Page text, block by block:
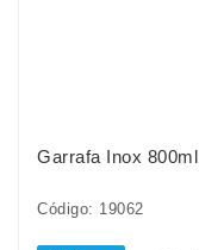
Garrafa Inox 800ml
Código: 19062